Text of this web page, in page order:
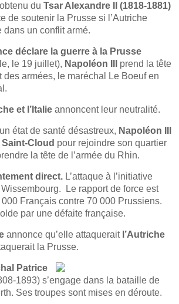
du Tsar Alexandre II (1818-1881)
de soutenir la Prusse si l’Autriche
dans un conflit armé.
déclare la guerre à la Prusse
le 19 juillet), Napoléon III prend la tête
des armées, le maréchal Le Boeuf en
et l’Italie annoncent leur neutralité.
état de santé désastreux, Napoléon III
Cloud pour rejoindre son quartier
la tête de l’armée du Rhin.
direct. L’attaque à l’initiative
Le rapport de force est
Français contre 70 000 Prussiens.
par une défaite française.
annonce qu’elle attaquerait l’Autriche
la Prusse.
Patrice
1893) s’engage dans la bataille de
Ses troupes sont mises en déroute.